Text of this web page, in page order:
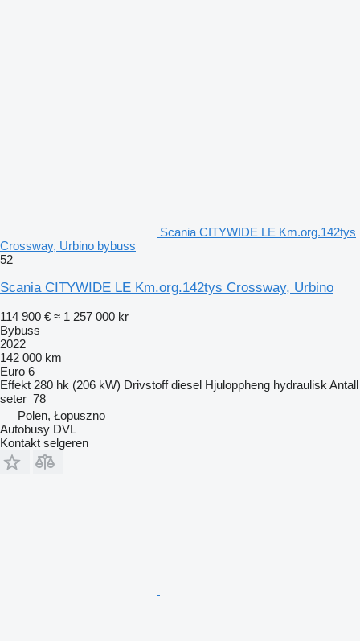
Scania CITYWIDE LE Km.org.142tys
Crossway, Urbino bybuss
52
Scania CITYWIDE LE Km.org.142tys Crossway, Urbino
114 900 € ≈ 1 257 000 kr
Bybuss
2022
142 000 km
Euro 6
Effekt 280 hk (206 kW) Drivstoff diesel Hjuloppheng hydraulisk Antall
seter 78
Polen, Łopuszno
Autobusy DVL
Kontakt selgeren